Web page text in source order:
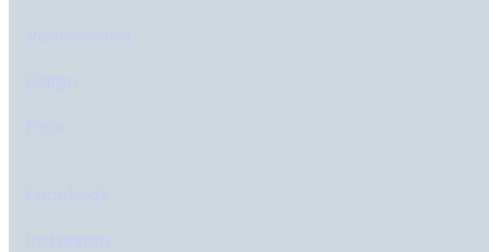
Vaarschema
Cargo
Pers
Facebook
Instagram